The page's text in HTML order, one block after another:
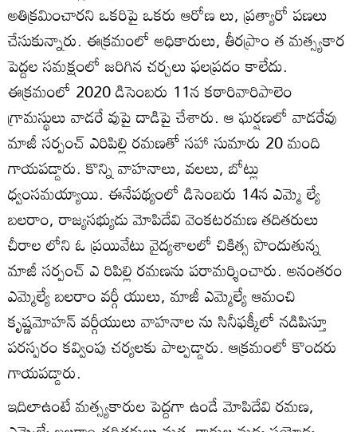
అతిక్రమించారని ఒకరిపై ఒకరు ఆరోణ లు, ప్రత్యారో పణలు
చేసుకున్నారు. ఈక్రమంలో అధికారులు, తీరప్రాం త మత్స్యకార
పెద్దల సమక్షంలో జరిగిన చర్చలు ఫలప్రదం కాలేదు.
ఈక్రమంలో 2020 డిసెంబరు 11న కఠారివారిపాలెం
గ్రామస్థులు వాడరే వుపై దాడిపై చేశారు. ఆ ఘర్షణలో వాడరేవు
మాజీ సర్పంచ్‌ ఎరిపిల్లి రమణతో సహా సుమారు 20 మంది
గాయపడ్డారు. కొన్ని వాహనాలు, వలలు, బోట్లు
ధ్వంసమయ్యాయి. ఈనేపథ్యంలో డిసెంబరు 14న ఎమ్మె ల్యే
బలరాం, రాజ్యసభ్యుడు మోపిదేవి వెంకటరమణ తదితరులు
చీరాల లోని ఓ ప్రయివేటు వైద్యశాలలో చికిత్స పొందుతున్న
మాజీ సర్పంచ్‌ ఎ రిపిల్లి రమణను పరామర్శించారు. అనంతరం
ఎమ్మెల్యే బలరాం వర్గీ యులు, మాజీ ఎమ్మెల్యే ఆమంచి
కృష్ణమోహన్‌ వర్గీయులు వాహనాల ను సినీఫక్కీలో నడిపిస్తూ
పరస్పరం కవ్వింపు చర్యలకు పాల్పడ్డారు. ఆక్రమంలో కొందరు
గాయపడ్డారు.
ఇదిలాఉంటే మత్స్యకారుల పెద్దగా ఉండే మోపిదేవి రమణ,